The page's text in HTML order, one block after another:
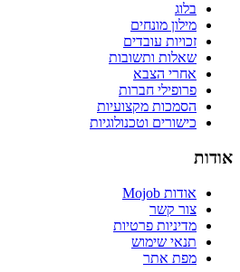
בלוג
מילון מונחים
זכויות עובדים
שאלות ותשובות
אחרי הצבא
פרופילי חברות
הסמכות מקצועיות
כישורים וטכנולוגיות
אודות
אודות Mojob
צור קשר
מדיניות פרטיות
תנאי שימוש
מפת אתר